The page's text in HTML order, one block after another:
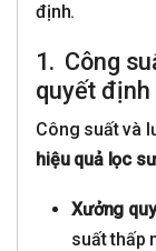
định.
1. Công
quyết định
Công suất và
hiệu quả lọc
Xưởng
suất thấp